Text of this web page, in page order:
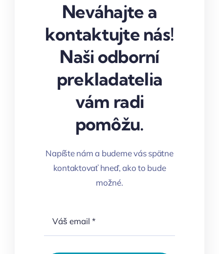
Neváhajte a
kontaktujte nás!
Naši odborní
prekladatelia
vám radi
pomôžu.
Napíšte nám a budeme vás spätne
kontaktovať hneď, ako to bude
možné.